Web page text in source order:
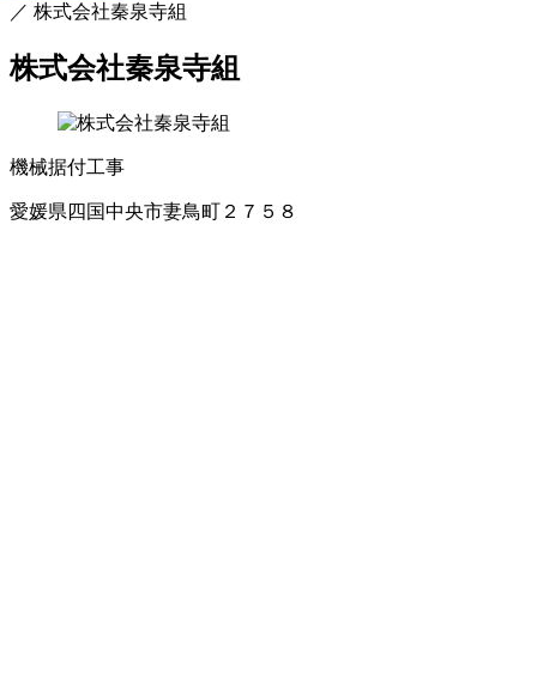
／ 株式会社秦泉寺組
株式会社秦泉寺組
機械据付工事
愛媛県四国中央市妻鳥町２７５８